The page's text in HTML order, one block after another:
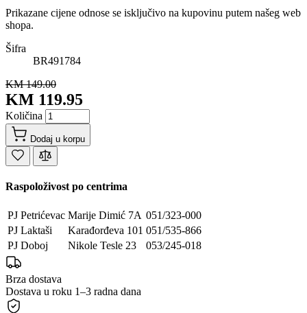
Prikazane cijene odnose se isključivo na kupovinu putem našeg web
shopa.
Šifra
BR491784
KM 149.00
KM 119.95
Količina
Dodaj u korpu
Raspoloživost po centrima
PJ Petrićevac Marije Dimić 7A 051/323-000
PJ Laktaši
Karađorđeva 101 051/535-866
PJ Doboj
Nikole Tesle 23 053/245-018
Brza dostava
Dostava u roku 1–3 radna dana